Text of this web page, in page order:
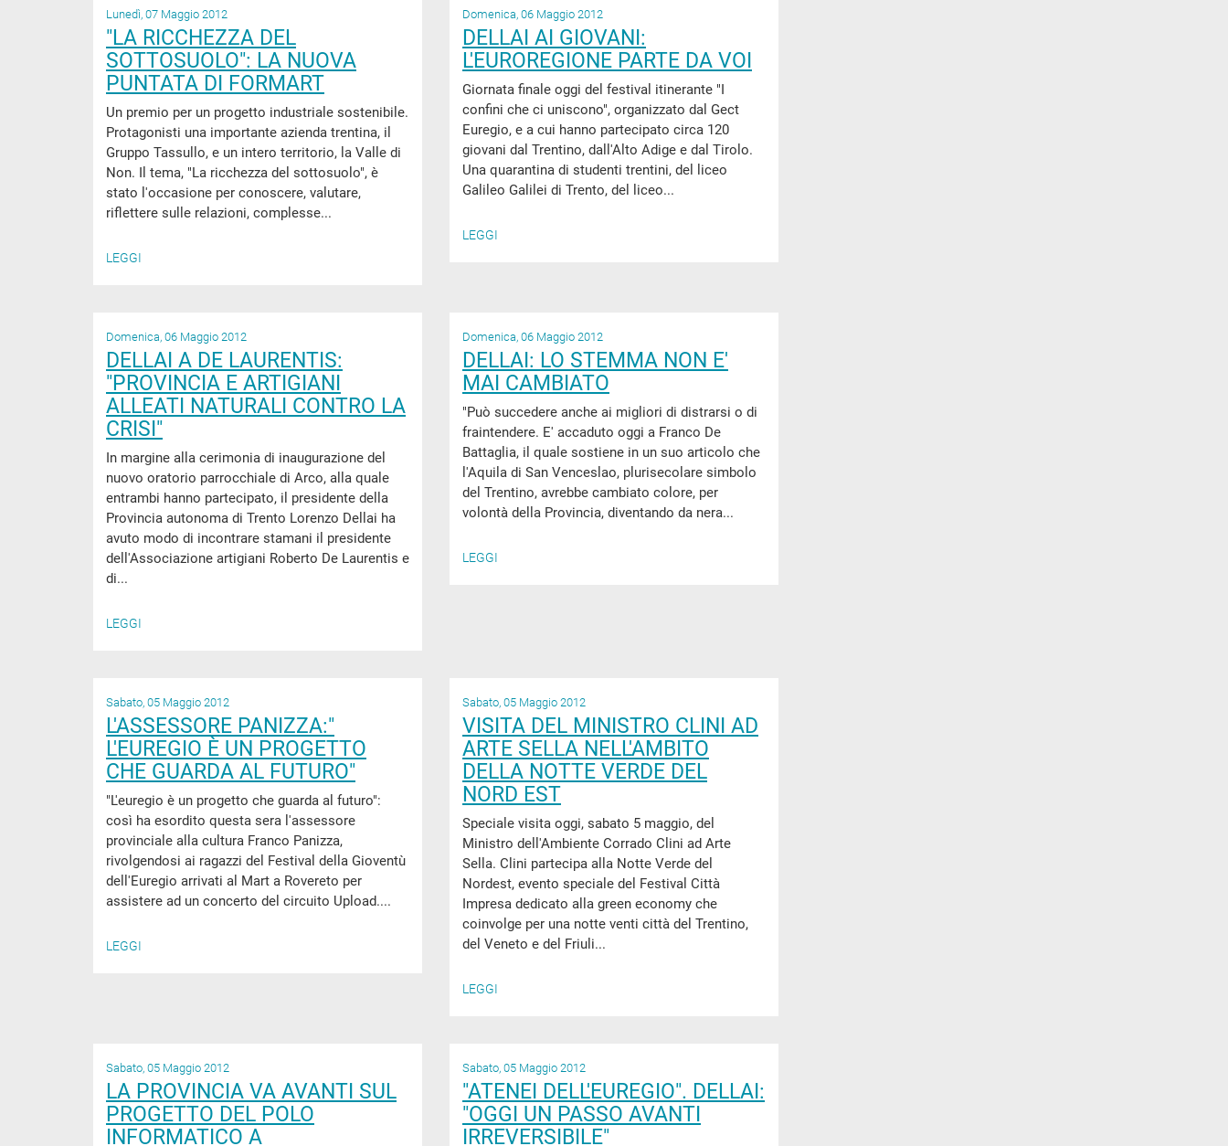
Lunedì, 07 Maggio 2012
"LA RICCHEZZA DEL
SOTTOSUOLO": LA NUOVA
PUNTATA DI FORMART
Un premio per un progetto industriale sostenibile.
Protagonisti una importante azienda trentina, il
Gruppo Tassullo, e un intero territorio, la Valle di
Non. Il tema, "La ricchezza del sottosuolo", è
stato l'occasione per conoscere, valutare,
riflettere sulle relazioni, complesse...
LEGGI
Domenica, 06 Maggio 2012
DELLAI AI GIOVANI:
L'EUROREGIONE PARTE DA VOI
Giornata finale oggi del festival itinerante "I
confini che ci uniscono", organizzato dal Gect
Euregio, e a cui hanno partecipato circa 120
giovani dal Trentino, dall'Alto Adige e dal Tirolo.
Una quarantina di studenti trentini, del liceo
Galileo Galilei di Trento, del liceo...
LEGGI
Domenica, 06 Maggio 2012
DELLAI A DE LAURENTIS:
"PROVINCIA E ARTIGIANI
ALLEATI NATURALI CONTRO LA
CRISI"
In margine alla cerimonia di inaugurazione del
nuovo oratorio parrocchiale di Arco, alla quale
entrambi hanno partecipato, il presidente della
Provincia autonoma di Trento Lorenzo Dellai ha
avuto modo di incontrare stamani il presidente
dell'Associazione artigiani Roberto De Laurentis e
di...
LEGGI
Domenica, 06 Maggio 2012
DELLAI: LO STEMMA NON E'
MAI CAMBIATO
"Può succedere anche ai migliori di distrarsi o di
fraintendere. E' accaduto oggi a Franco De
Battaglia, il quale sostiene in un suo articolo che
l'Aquila di San Venceslao, plurisecolare simbolo
del Trentino, avrebbe cambiato colore, per
volontà della Provincia, diventando da nera...
LEGGI
Sabato, 05 Maggio 2012
L'ASSESSORE PANIZZA:"
L'EUREGIO È UN PROGETTO
CHE GUARDA AL FUTURO"
"L'euregio è un progetto che guarda al futuro":
così ha esordito questa sera l'assessore
provinciale alla cultura Franco Panizza,
rivolgendosi ai ragazzi del Festival della Gioventù
dell'Euregio arrivati al Mart a Rovereto per
assistere ad un concerto del circuito Upload....
LEGGI
Sabato, 05 Maggio 2012
VISITA DEL MINISTRO CLINI AD
ARTE SELLA NELL'AMBITO
DELLA NOTTE VERDE DEL
NORD EST
Speciale visita oggi, sabato 5 maggio, del
Ministro dell'Ambiente Corrado Clini ad Arte
Sella. Clini partecipa alla Notte Verde del
Nordest, evento speciale del Festival Città
Impresa dedicato alla green economy che
coinvolge per una notte venti città del Trentino,
del Veneto e del Friuli...
LEGGI
Sabato, 05 Maggio 2012
LA PROVINCIA VA AVANTI SUL
PROGETTO DEL POLO
INFORMATICO A
Sabato, 05 Maggio 2012
"ATENEI DELL'EUREGIO". DELLAI:
"OGGI UN PASSO AVANTI
IRREVERSIBILE"